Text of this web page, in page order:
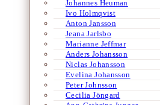
Johannes Heuman
Ivo Holmqvist
Anton Jansson
Jeana Jarlsbo
Marianne Jeffmar
Anders Johansson
Niclas Johansson
Evelina Johansson
Peter Johnsson
Cecilia Jöngard